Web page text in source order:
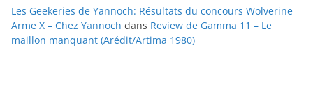
Les Geekeries de Yannoch: Résultats du concours Wolverine
Arme X – Chez Yannoch dans Review de Gamma 11 – Le
maillon manquant (Arédit/Artima 1980)